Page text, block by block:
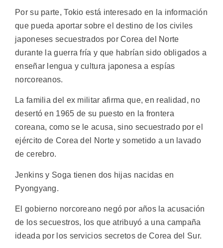
Por su parte, Tokio está interesado en la información
que pueda aportar sobre el destino de los civiles
japoneses secuestrados por Corea del Norte
durante la guerra fría y que habrían sido obligados a
enseñar lengua y cultura japonesa a espías
norcoreanos.
La familia del ex militar afirma que, en realidad, no
desertó en 1965 de su puesto en la frontera
coreana, como se le acusa, sino secuestrado por el
ejército de Corea del Norte y sometido a un lavado
de cerebro.
Jenkins y Soga tienen dos hijas nacidas en
Pyongyang.
El gobierno norcoreano negó por años la acusación
de los secuestros, los que atribuyó a una campaña
ideada por los servicios secretos de Corea del Sur.